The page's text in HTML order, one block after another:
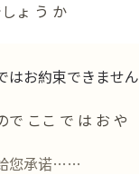
ょ う か
はお約束できません
で ここ で は お や
您承诺……